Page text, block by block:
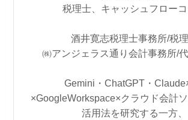
税理士、キャッシュフロー
酒井寛志税理士事務所/税
㈱アンジェラス通り会計事務所/
Gemini・ChatGPT・Claude
×GoogleWorkspace×クラウド会計
活用法を研究する一方、